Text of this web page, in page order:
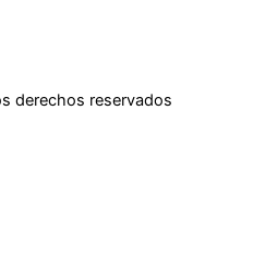
derechos reservados